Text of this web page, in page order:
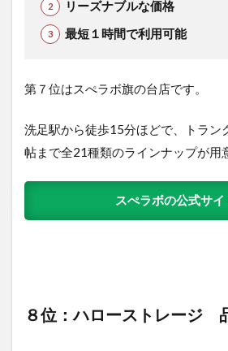
リーズナブルな価格
最短１時間で利用可能
第７位はスぺラボ旗の台店です。
洗足駅から徒歩15分ほどで、トラン
帖まで全21種類のラインナップが用
スぺラボの公式サイ
８位：ハローストレージ